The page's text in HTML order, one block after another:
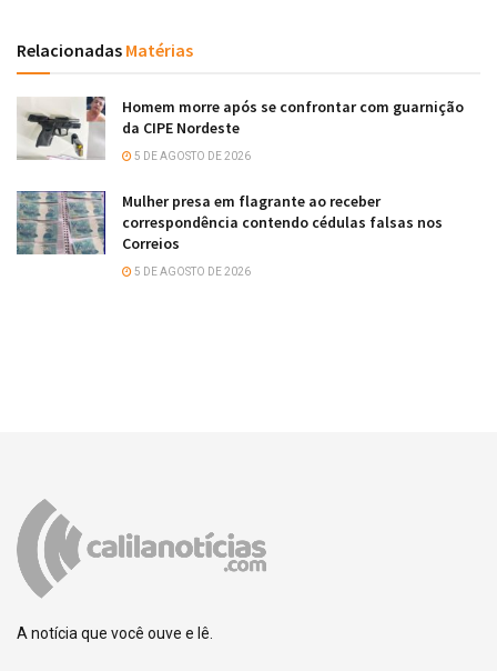
Relacionadas Matérias
Homem morre após se confrontar com guarnição
da CIPE Nordeste
5 DE AGOSTO DE 2026
Mulher presa em flagrante ao receber
correspondência contendo cédulas falsas nos
Correios
5 DE AGOSTO DE 2026
A notícia que você ouve e lê.